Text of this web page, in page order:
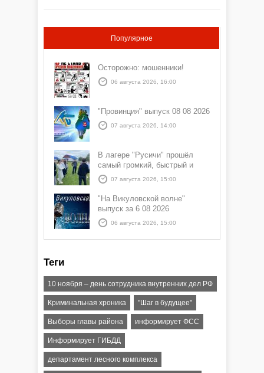
Популярное
Осторожно: мошенники!
06 августа 2026, 16:00
"Провинция" выпуск 08 08 2026
07 августа 2026, 14:00
В лагере "Русичи" прошёл
самый громкий, быстрый и
азартный час дня — Спортчас
07 августа 2026, 15:00
"На Викуловской волне"
выпуск за 6 08 2026
06 августа 2026, 15:00
Теги
10 ноября – день сотрудника внутренних дел РФ
Криминальная хроника "Шаг в будущее"
Выборы главы района информирует ФСС
Информирует ГИБДД
департамент лесного комплекса